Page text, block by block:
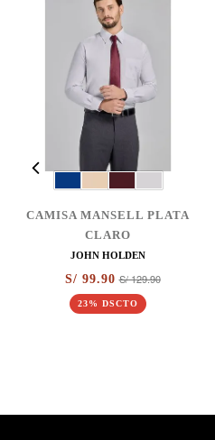
CAMISA MANSELL PLATA
CLARO
JOHN HOLDEN
S/ 99.90 S/ 129.90
23% DSCTO